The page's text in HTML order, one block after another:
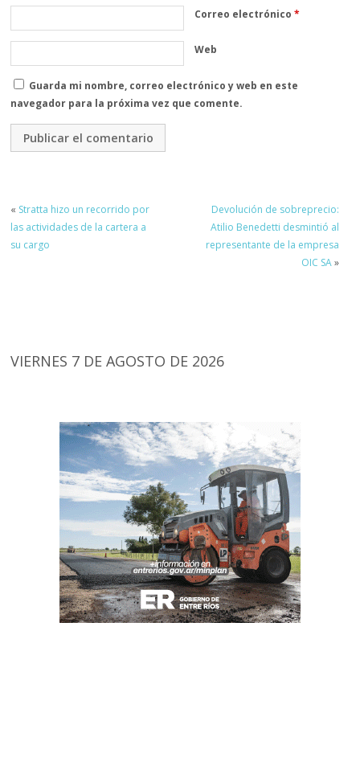
Correo electrónico*
Web
Guarda mi nombre, correo electrónico y web en este
navegador para la próxima vez que comente.
« Stratta hizo un recorrido por
las actividades de la cartera a
su cargo
Devolución de sobreprecio:
Atilio Benedetti desmintió al
representante de la empresa
OIC SA»
VIERNES 7 DE AGOSTO DE 2026